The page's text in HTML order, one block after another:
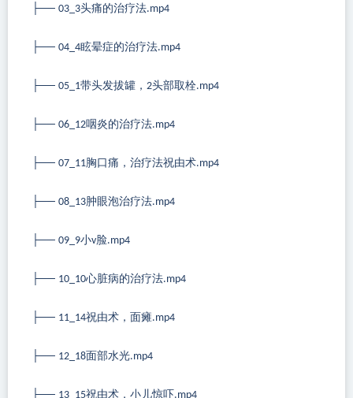
├── 03_3头痛的治疗法.mp4
├── 04_4眩晕症的治疗法.mp4
├── 05_1带头发拔罐， 2头部取栓.mp4
├── 06_12咽炎的治疗法.mp4
├── 07_11胸口痛，治疗法祝由术.mp4
├── 08_13肿眼泡治疗法.mp4
├── 09_9小v脸.mp4
├── 10_10心脏病的治疗法.mp4
├── 11_14祝由术，面瘫.mp4
├── 12_18面部水光.mp4
├── 13_15祝由术，小儿惊吓.mp4